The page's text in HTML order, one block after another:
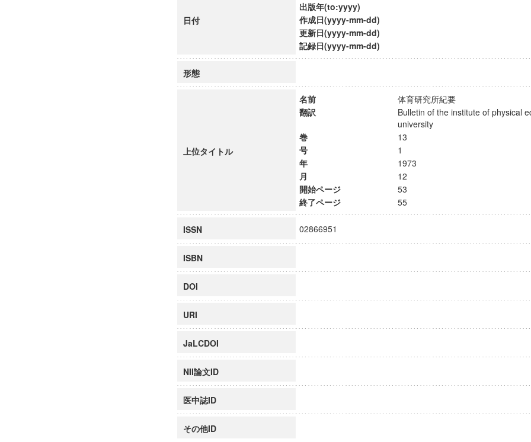
慶應義塾大学グローバルCOEプログラム市民社会ガバナンス教育研究センター
慶應義塾大学グローバルCOEプログラム論理と感性の先端的教育研究拠点
博士課程教育リーディングプログラム「超成熟社会発展のサイエンス」
日付
出版年(to:yyyy)
作成日(yyyy-mm-dd)
更新日(yyyy-mm-dd)
記録日(yyyy-mm-dd)
形態
上位タイトル
名前
体育研究所紀要
翻訳
Bulletin of the institute of physical
university
巻
13
号
1
年
1973
月
12
開始ページ
53
終了ページ
55
ISSN 02866951
ISBN
DOI
URI
JaLCDOI
NII論文ID
医中誌ID
その他ID